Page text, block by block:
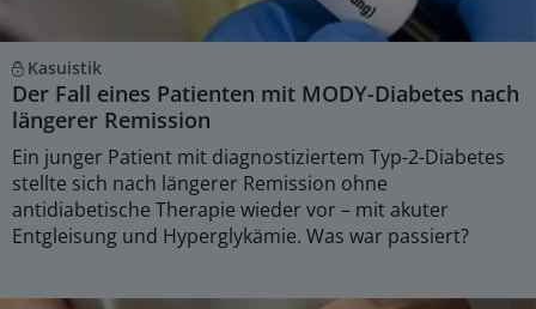
Kasuistik
Der Fall eines Patienten mit MODY-Diabetes nach
längerer Remission
Ein junger Patient mit diagnostiziertem Typ-2-Diabetes
stellte sich nach längerer Remission ohne
antidiabetische Therapie wieder vor – mit akuter
Entgleisung und Hyperglykämie. Was war passiert?